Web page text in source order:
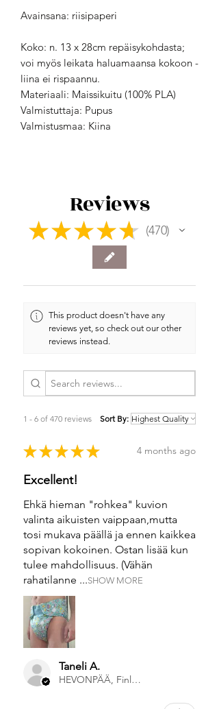
Avainsana: riisipaperi
Koko: n. 13 x 28cm repäisykohdasta;
voi myös leikata haluamaansa kokoon -
liina ei rispaannu.
Materiaali: Maissikuitu (100% PLA)
Valmistuttaja: Pupus
Valmistusmaa: Kiina
Reviews
★ ★ ★ ★ ★ 470
470
This product doesn't have any
reviews yet, so check out our other
reviews instead.
1 - 6 of 470 reviews Sort By:
★ ★ ★ ★ ★ 4 months ago
Excellent!
Ehkä hieman "rohkea" kuvion
valinta aikuisten vaippaan,mutta
tosi mukava päällä ja ennen kaikkea
sopivan kokoinen. Ostan lisää kun
tulee mahdollisuus. (Vähän
rahatilanne ...SHOW MORE
Taneli A.
HEVONPÄÄ, Finland